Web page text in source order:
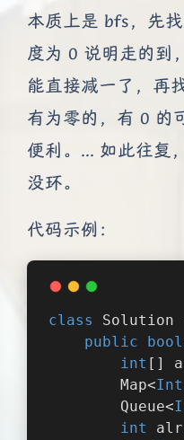
本质上是 bfs，先
度为 0 说明走的到
能直接减一了，再
有为零的，有 0 的
便利。... 如此往复
没环。
代码示例：
class Solution
public
int []
        Map<
        Queue<
int